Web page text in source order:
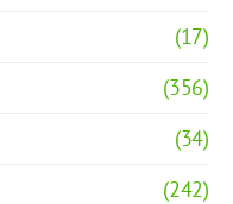
(17)
(356)
(34)
(242)